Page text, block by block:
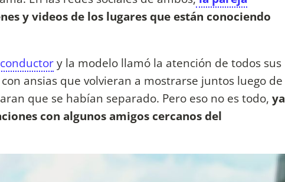
y videos de los lugares que están conociendo
y la modelo llamó la atención de todos sus
ansias que volvieran a mostrarse juntos luego de
que se habían separado. Pero eso no es todo, ya
con algunos amigos cercanos del